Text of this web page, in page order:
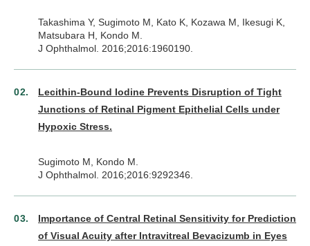
Takashima Y, Sugimoto M, Kato K, Kozawa M, Ikesugi K,
Matsubara H, Kondo M.
J Ophthalmol. 2016;2016:1960190.
Lecithin-Bound Iodine Prevents Disruption of Tight
Junctions of Retinal Pigment Epithelial Cells under
Hypoxic Stress.
Sugimoto M, Kondo M.
J Ophthalmol. 2016;2016:9292346.
Importance of Central Retinal Sensitivity for Prediction
of Visual Acuity after Intravitreal Bevacizumb in Eyes